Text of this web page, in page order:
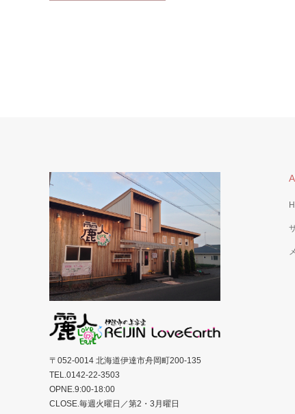
〒052-0014 北海道伊達市舟岡町200-135
TEL.0142-22-3503
OPNE.9:00-18:00
CLOSE.毎週火曜日／第2・3月曜日